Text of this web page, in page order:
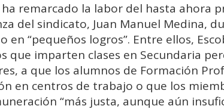
ha remarcado la labor del hasta ahora
del sindicato, Juan Manuel Medina,
en “pequeños logros”. Entre ellos,
que imparten clases en Secundaria
a que los alumnos de Formación
en centros de trabajo o que los
“más justa, aunque aún